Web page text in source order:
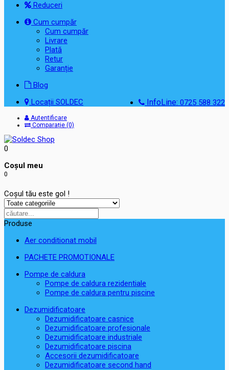
Reduceri
Cum cumpăr
Cum cumpăr
Livrare
Plată
Retur
Garanție
Blog
InfoLine: 0725 588 322
Locații SOLDEC
Autentificare
Comparație (0)
0
Coşul meu
0
Coșul tău este gol !
Produse
Aer conditionat mobil
PACHETE PROMOTIONALE
Pompe de caldura
Pompe de caldura rezidentiale
Pompe de caldura pentru piscine
Dezumidificatoare
Dezumidificatoare casnice
Dezumidificatoare profesionale
Dezumidificatoare industriale
Dezumidificatoare piscina
Accesorii dezumidificatoare
Dezumidificatoare second hand